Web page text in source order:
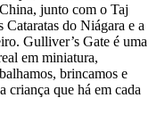
junto com o Taj
do Niágara e a
Gulliver’s Gate é uma
em miniatura,
brincamos e
criança que há em cada